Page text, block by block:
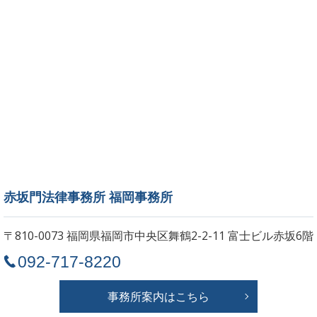
赤坂門法律事務所 福岡事務所
〒810-0073 福岡県福岡市中央区舞鶴2-2-11 富士ビル赤坂6階
092-717-8220
事務所案内はこちら